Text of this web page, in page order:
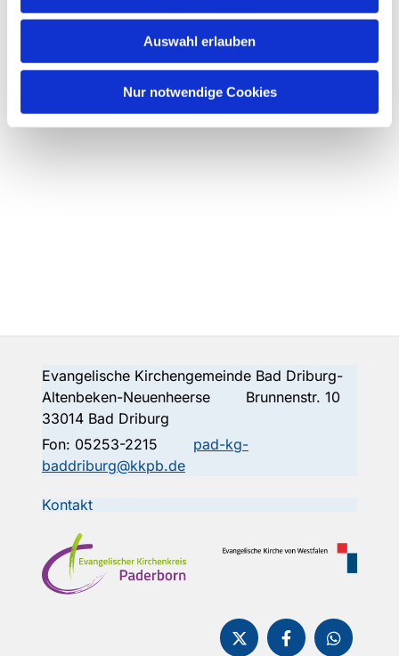
Auswahl erlauben
Nur notwendige Cookies
Evangelische Kirchengemeinde Bad Driburg-
Altenbeken-Neuenheerse Brunnenstr. 10
33014 Bad Driburg
Fon: 05253-2215
pad-kg-
baddriburg@kkpb.de
Kontakt